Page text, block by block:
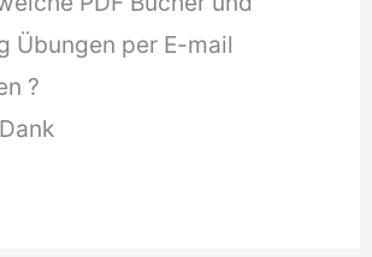
Übungen per E-mail
?